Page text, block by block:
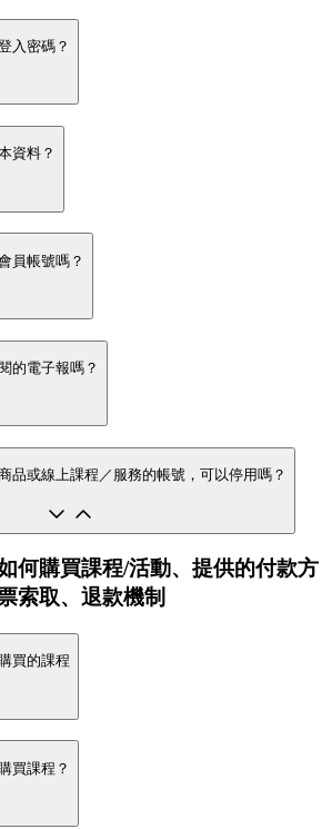
入密碼？
資料？
員帳號嗎？
的電子報嗎？
品或線上課程／服務的帳號，可以停用嗎？
何購買課程/活動、提供的付款方
索取、退款機制
買的課程
買課程？